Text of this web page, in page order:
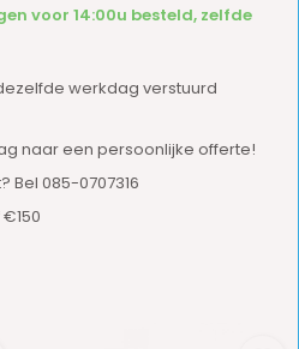
voor 14:00u besteld, zelfde
werkdag verstuurd
naar een persoonlijke offerte!
Bel 085-0707316